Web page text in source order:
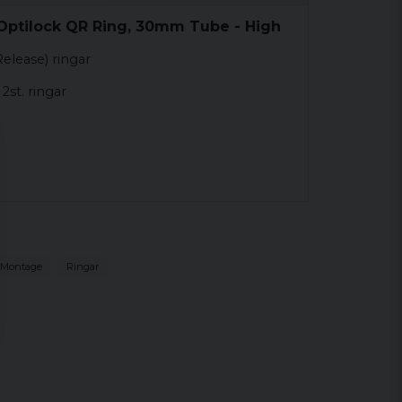
QR Ring, 30mm Tube - High
ringar
ringar
Montage Ringar